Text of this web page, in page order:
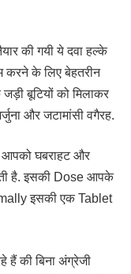
की गयी ये दवा हल्के
के लिए बेहतरीन
बूटियों को मिलाकर
और जटामांसी वगैरह.
आपको घबराहट और
है. इसकी Dose आपके
इसकी एक Tablet
हैं की बिना अंग्रेजी